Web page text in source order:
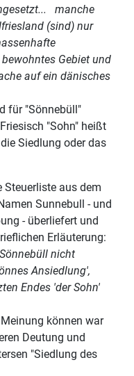
manche
(sind) nur
Gebiet und
auf ein dänisches
für "Sönnebüll"
"Sohn" heißt
Siedlung oder das
Steuerliste aus dem
Sunnebull - und
- überliefert und
Erläuterung:
nicht
Ansiedlung',
Endes 'der Sohn'
können war
Deutung und
"Siedlung des